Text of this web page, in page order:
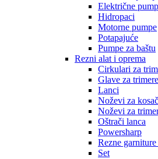
Električne
Hidropaci
Motorne pumpe
Potapajuće
Pumpe za baštu
Rezni alat i oprema
Cirkulari za
Glave za trimere
Lanci
Noževi za
Noževi za
Oštrači lanca
Powersharp
Rezne
Set